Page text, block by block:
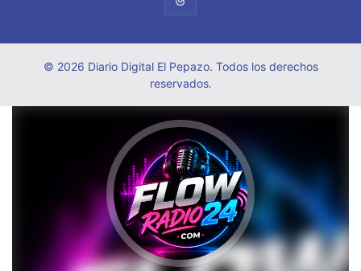
© 2026 Diario Digital El Pepazo. Todos los derechos
reservados.